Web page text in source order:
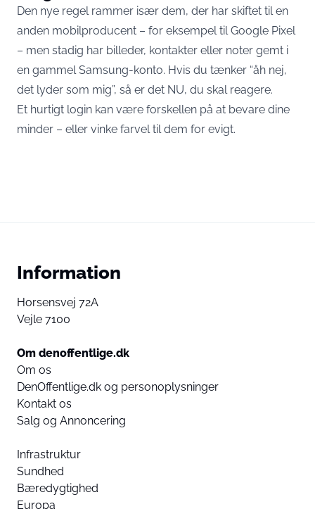
Den nye regel rammer især dem, der har skiftet til en
anden mobilproducent – for eksempel til Google Pixel
– men stadig har billeder, kontakter eller noter gemt i
en gammel Samsung-konto. Hvis du tænker “åh nej,
det lyder som mig”, så er det NU, du skal reagere.
Et hurtigt login kan være forskellen på at bevare dine
minder – eller vinke farvel til dem for evigt.
Information
Horsensvej 72A
Vejle 7100
Om denoffentlige.dk
Om os
DenOffentlige.dk og personoplysninger
Kontakt os
Salg og Annoncering
Infrastruktur
Sundhed
Bæredygtighed
Europa